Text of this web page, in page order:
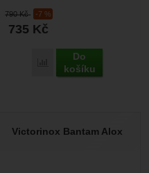
790Kč -7 %
735 Kč
Porovnat
Do
košíku
Victorinox Bantam Alox